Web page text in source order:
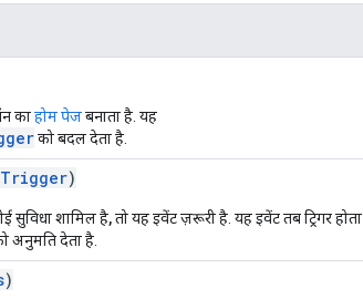
काहोम पेजबनाता है. यह
को बदल देता है.
)
शामिल है, तो यह इवेंट ज़रूरी है . यह इवेंट तब ट्रिगर होता
अनुमति देता है.
)